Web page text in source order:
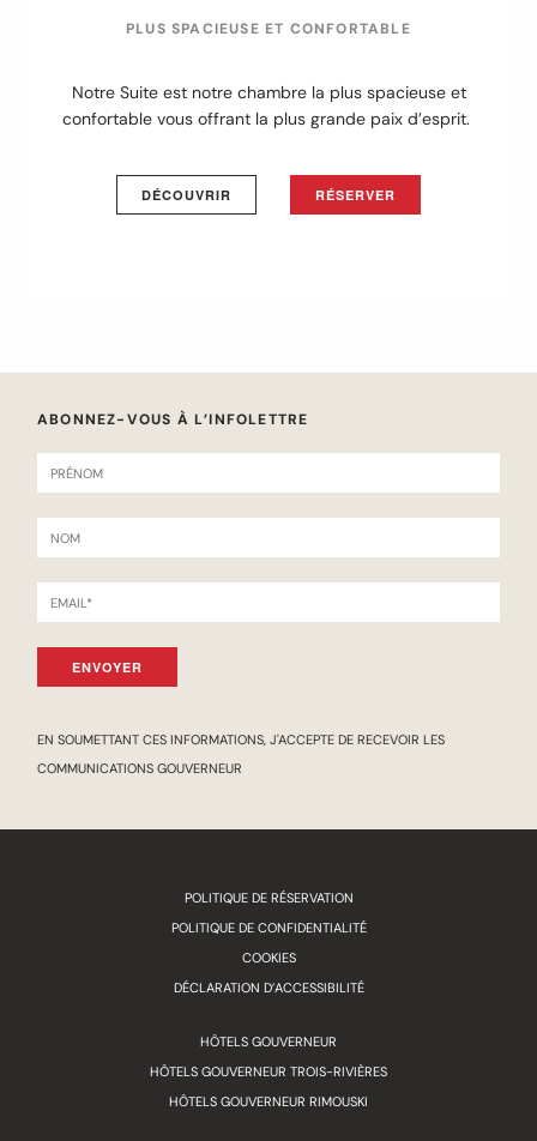
PLUS SPACIEUSE ET CONFORTABLE
Notre Suite est notre chambre la plus spacieuse et
confortable vous offrant la plus grande paix d’esprit.
DÉCOUVRIR RÉSERVER
ABONNEZ-VOUS À L’INFOLETTRE
ENVOYER
EN SOUMETTANT CES INFORMATIONS, J'ACCEPTE DE RECEVOIR LES
COMMUNICATIONS GOUVERNEUR
POLITIQUE DE RÉSERVATION
POLITIQUE DE CONFIDENTIALITÉ
COOKIES
DÉCLARATION D’ACCESSIBILITÉ
HÔTELS GOUVERNEUR
HÔTELS GOUVERNEUR TROIS-RIVIÈRES
HÔTELS GOUVERNEUR RIMOUSKI